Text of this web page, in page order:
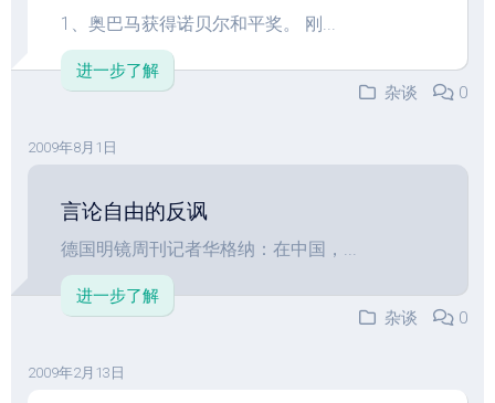
1、奥巴马获得诺贝尔和平奖。 刚...
进一步了解
杂谈
0
2009年8月1日
言论自由的反讽
德国明镜周刊记者华格纳：在中国，...
进一步了解
杂谈
0
2009年2月13日